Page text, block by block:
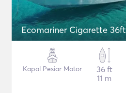
Ecomariner Cigarette 36ft
Kapal Pesiar Motor
36 ft
11 m